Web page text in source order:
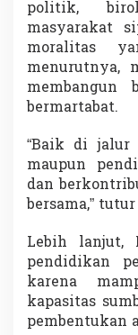
politik,
masyarakat
moralitas
menurutnya,
membangun
bermartabat.
“Baik di
maupun
dan
bersama,”
Lebih lanjut,
pendidikan
karena
kapasitas
pembentukan